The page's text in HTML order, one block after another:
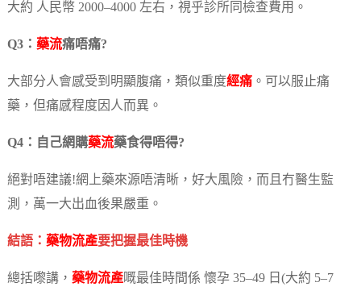
大約 人民幣 2000–4000 左右，視乎診所同檢查費用。
Q3： 藥流痛唔痛?
大部分人會感受到明顯腹痛，類似重度經痛。可以服止痛
藥，但痛感程度因人而異。
Q4：自己網購藥流藥食得唔得?
絕對唔建議!網上藥來源唔清晰，好大風險，而且冇醫生監
測，萬一大出血後果嚴重。
結語： 藥物流產要把握最佳時機
總括嚟講， 藥物流產嘅最佳時間係 懷孕 35–49 日(大約 5–7